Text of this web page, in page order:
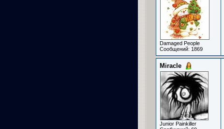
Damaged People
Сообщений: 1869
Miracle
Junior Painkiller